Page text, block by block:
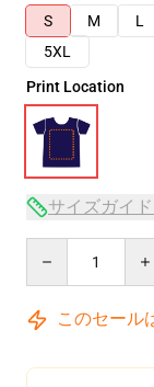
S
M L
5XL
Print Location
サイズガイ
このセール